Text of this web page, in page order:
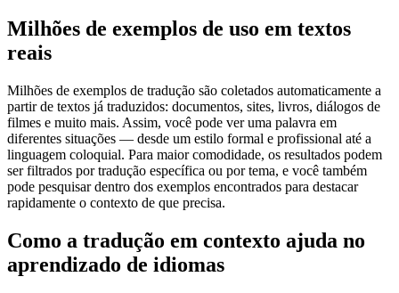
Milhões de exemplos de uso em textos
reais
Milhões de exemplos de tradução são coletados automaticamente a
partir de textos já traduzidos: documentos, sites, livros, diálogos de
filmes e muito mais. Assim, você pode ver uma palavra em
diferentes situações — desde um estilo formal e profissional até a
linguagem coloquial. Para maior comodidade, os resultados podem
ser filtrados por tradução específica ou por tema, e você também
pode pesquisar dentro dos exemplos encontrados para destacar
rapidamente o contexto de que precisa.
Como a tradução em contexto ajuda no
aprendizado de idiomas